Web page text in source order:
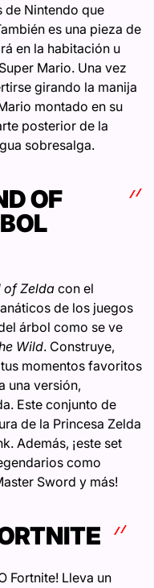
de Nintendo que
es una pieza de
en la habitación u
Mario. Una vez
girando la manija
montado en su
posterior de la
sobresalga.
OF
of Zelda con el
de los juegos
árbol como se ve
Wild. Construye,
momentos favoritos
una versión,
Este conjunto de
de la Princesa Zelda
Además, ¡este set
como
Sword y más!
Fortnite! Lleva un